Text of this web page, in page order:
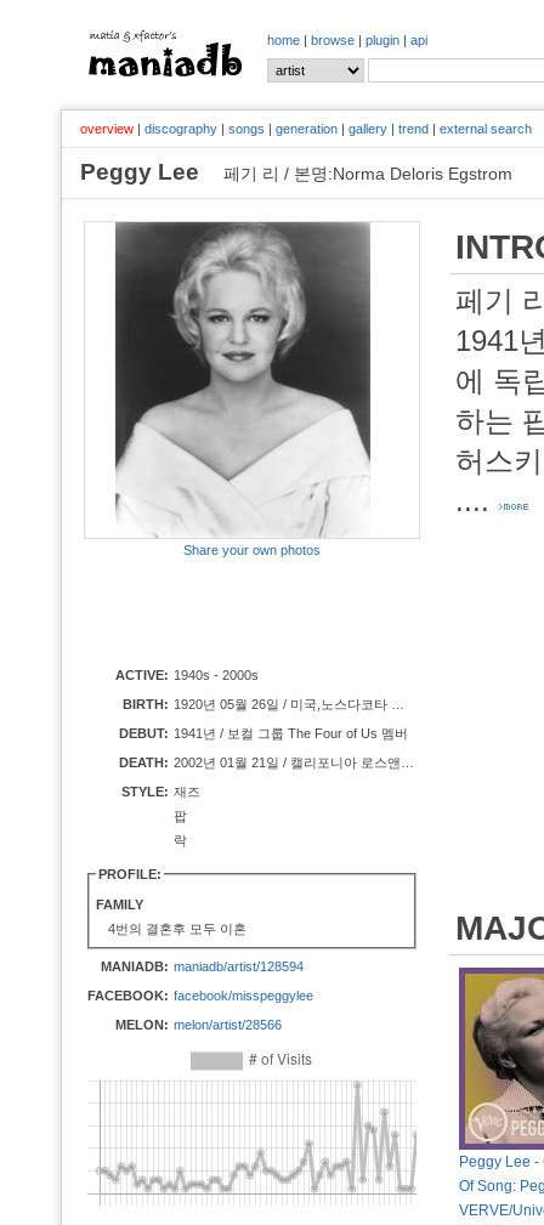
home | browse | plugin | api
overview | discography | songs | generation | gallery | trend | external search
Peggy Lee 페기 리 / 본명:Norma Deloris Egstrom
Share your own photos
ACTIVE: 1940s - 2000s
BIRTH:
DEBUT: 1941년 / 보컬 그룹 The Four of Us 멤버
DEATH:
STYLE: 재즈
팝
락
PROFILE:
FAMILY
4번의 결혼후 모두 이혼
MANIADB: maniadb/artist/128594
FACEBOOK: facebook/misspeggylee
MELON: melon/artist/28566
페기
1941
에 독
하는
허스
....
Peggy Lee -
Of Song:
VERVE/